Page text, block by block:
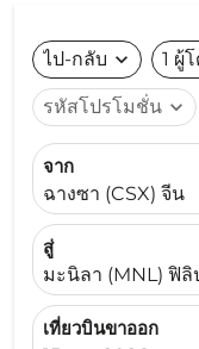
ไป-กลับ expand_more 1 ผู้
รหัสโปรโมชั่น expand_more
จาก
ฉางซา (CSX) จีน
สู่
มะนิลา (MNL) ฟิ
เที่ยวบินขาออก